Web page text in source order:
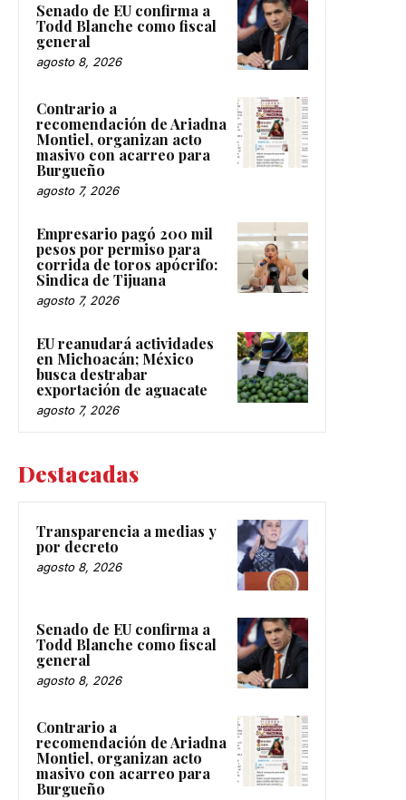
Senado de EU confirma a
Todd Blanche como fiscal
general
agosto 8, 2026
Contrario a
recomendación de Ariadna
Montiel, organizan acto
masivo con acarreo para
Burgueño
agosto 7, 2026
Empresario pagó 200 mil
pesos por permiso para
corrida de toros apócrifo:
Sindica de Tijuana
agosto 7, 2026
EU reanudará actividades
en Michoacán; México
busca destrabar
exportación de aguacate
agosto 7, 2026
Destacadas
Transparencia a medias y
por decreto
agosto 8, 2026
Senado de EU confirma a
Todd Blanche como fiscal
general
agosto 8, 2026
Contrario a
recomendación de Ariadna
Montiel, organizan acto
masivo con acarreo para
Burgueño